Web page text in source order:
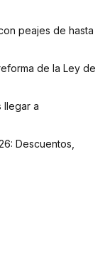
peajes de hasta
de la Ley de
llegar a
Descuentos,